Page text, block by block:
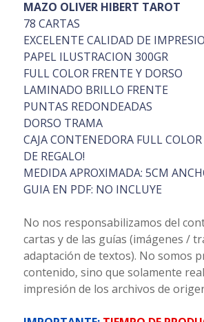
MAZO OLIVER HIBERT TAROT
78 CARTAS
EXCELENTE CALIDAD DE
PAPEL ILUSTRACION 300GR
FULL COLOR FRENTE Y DORSO
LAMINADO BRILLO FRENTE
PUNTAS REDONDEADAS
DORSO TRAMA
CAJA CONTENEDORA FULL
DE REGALO!
MEDIDA APROXIMADA: 5CM
GUIA EN PDF: NO INCLUYE
No nos responsabilizamos del
cartas y de las guías (imágenes /
adaptación de textos). No somos
contenido, sino que solamente
impresión de los archivos de